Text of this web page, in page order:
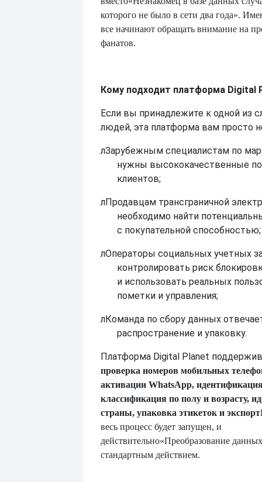
которого не было в сети два года».
все начинают обращать внимание на
фанатов.
Кому подходит платформа Digital
Если вы принадлежите к одной из
людей, эта платформа вам просто
лЗарубежным специалистам по
нужны высококачественные
клиентов;
лПродавцам трансграничной
необходимо найти
с покупательной способностью;
лОператоры социальных учетных
контролировать риск
и использовать реальных
пометки и управления;
лКоманда по сбору данных
распространение и упаковку.
Платформа Digital Planet
проверка номеров мобильных
активации WhatsApp,
классификация по полу и возрасту,
страны, упаковка этикеток и экспорт
весь процесс будет запущен, и
действительно«Преобразование
стандартным действием.